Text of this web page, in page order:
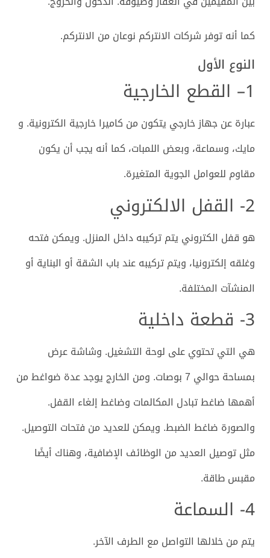
كما أنه توفر شركات الانتركم نوعان من الانتركم.
النوع الأول
1– القطع الخارجية
عبارة عن جهاز خارجي يتكون من كاميرا خارجية الكترونية. و
مايك، وسماعة، وبعض اللمبات، كما أنه يجب أن يكون
مقاوم للعوامل الجوية المتغيرة.
2- القفل الالكتروني
هو قفل الكتروني يتم تركيبه داخل المنزل. ويمكن فتحه
وغلقه إلكترونيا، ويتم تركيبه عند باب الشقة أو البناية أو
المنشآت المختلفة.
3- قطعة داخلية
هي التي تحتوي على لوحة التشغيل. وشاشة عرض
بمساحة حوالي 7 بوصات. ومن الخارج يوجد عدة ضواغط من
أهمها ضاغط تبادل المكالمات وضاغط إلغاء القفل.
والصورة ضاغط الضبط. ويمكن للعديد من فتحات التوصيل.
مثل توصيل العديد من الوظائف الإضافية، وهناك أيضًا
مقبس طاقة.
4- السماعة
يتم من خلالها التواصل مع الطرف الآخر.